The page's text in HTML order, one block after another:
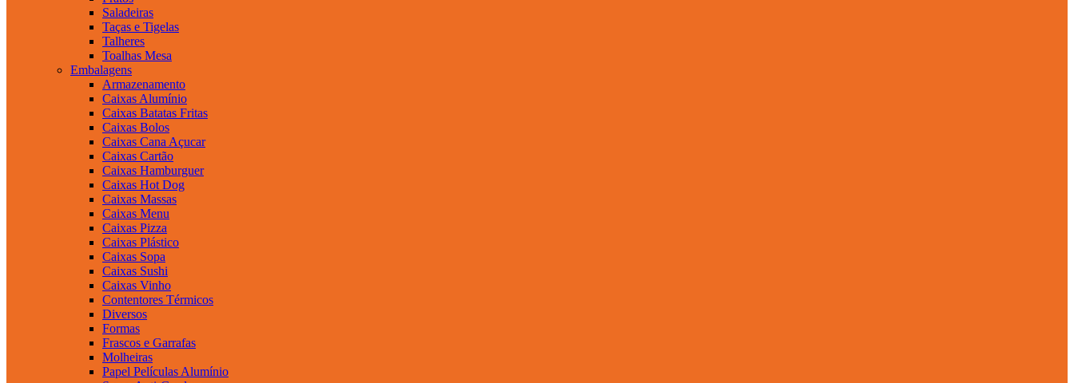
Saladeiras
Taças e Tigelas
Talheres
Toalhas Mesa
Embalagens
Armazenamento
Caixas Alumínio
Caixas Batatas Fritas
Caixas Bolos
Caixas Cana Açucar
Caixas Cartão
Caixas Hamburguer
Caixas Hot Dog
Caixas Massas
Caixas Menu
Caixas Pizza
Caixas Plástico
Caixas Sopa
Caixas Sushi
Caixas Vinho
Contentores Térmicos
Diversos
Formas
Frascos e Garrafas
Molheiras
Papel Películas Alumínio